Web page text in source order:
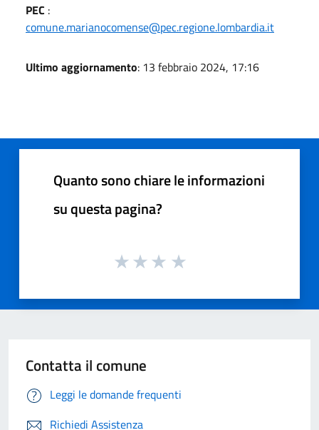
PEC :
comune.marianocomense@pec.regione.lombardia.it
Ultimo aggiornamento: 13 febbraio 2024, 17:16
Quanto sono chiare le informazioni
su questa pagina?
Contatta il comune
Leggi le domande frequenti
Richiedi Assistenza